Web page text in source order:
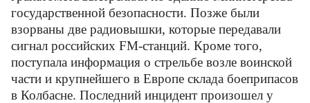
государственной безопасности. Позже были
взорваны две радиовышки, которые передавали
сигнал российских FM-станций. Кроме того,
поступала информация о стрельбе возле воинской
части и крупнейшего в Европе склада боеприпасов
в Колбасне. Последний инцидент произошел у